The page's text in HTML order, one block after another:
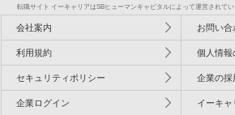
転職サイト イーキャリアはSBヒューマンキャピタルによって運営されてい
会社案内 お問い合
利用規約 個人情報
セキュリティポリシー 企業の採
企業ログイン イーキャ